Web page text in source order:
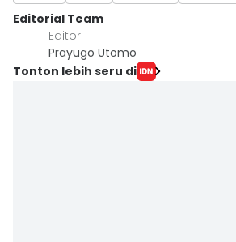
Editorial Team
Editor
Prayugo Utomo
Tonton lebih seru di